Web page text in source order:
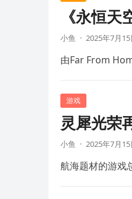
《永恒
小鱼 · 2025年7月15
由Far From
游戏
灵犀光荣
小鱼 · 2025年7月15
航海题材的游戏